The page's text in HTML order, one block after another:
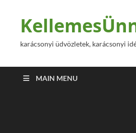
karácsonyi üdvözletek, karácsonyi
MAIN MENU